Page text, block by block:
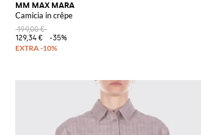
MM MAX MARA
Camicia in crêpe
199,00 €
129,34 €
-35%